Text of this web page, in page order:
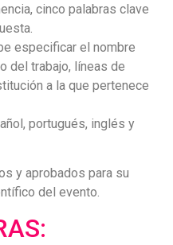
cinco palabras clave
especificar el nombre
del trabajo, líneas de
a la que pertenece
portugués, inglés y
y aprobados para su
del evento.